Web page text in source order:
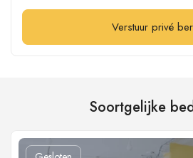
Verstuur privé
Soortgelijke